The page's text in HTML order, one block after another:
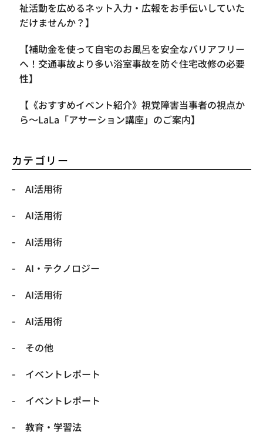
祉活動を広めるネット入力・広報をお手伝いしていた
だけませんか？】
【補助金を使って自宅のお風呂を安全なバリアフリー
へ！交通事故より多い浴室事故を防ぐ住宅改修の必要
性】
【《おすすめイベント紹介》視覚障害当事者の視点か
ら〜LaLa「アサーション講座」のご案内】
カテゴリー
AI活用術
AI活用術
AI活用術
​AI・テクノロジー
​AI活用術
​AI活用術
​その他
​イベントレポート
​イベントレポート
​教育・学習法